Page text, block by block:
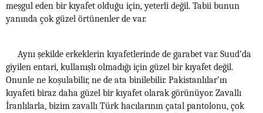
meşgul eden bir kıyafet olduğu için, yeterli değil. Tabii bunun
yanında çok güzel örtünenler de var.
Aynı şekilde erkeklerin kıyafetlerinde de garabet var. Suud’da
giyilen entari, kullanışlı olmadığı için güzel bir kıyafet değil.
Onunle ne koşulabilir, ne de ata binilebilir. Pakistanlılar’ın
kıyafeti biraz daha güzel bir kıyafet olarak görünüyor. Zavallı
İranlılarla, bizim zavallı Türk hacılarının çatal pantolonu, çok